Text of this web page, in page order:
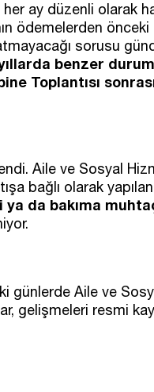
her ay düzenli olarak
ödemelerden önceki
sorusu
benzer
Toplantısı
Aile ve Sosyal
bağlı olarak
ya da bakıma
günlerde Aile ve
gelişmeleri resmi